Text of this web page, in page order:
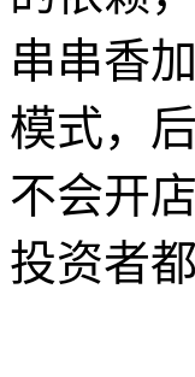
串串香
模式，
不会开
投资者